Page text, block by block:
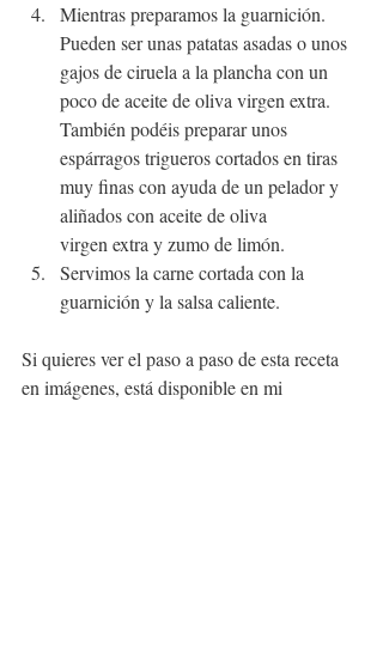
Mientras preparamos la guarnición.
Pueden ser unas patatas asadas o unos
gajos de ciruela a la plancha con un
poco de aceite de oliva virgen extra.
También podéis preparar unos
espárragos trigueros cortados en tiras
muy finas con ayuda de un pelador y
aliñados con aceite de oliva
virgen extra y zumo de limón.
Servimos la carne cortada con la
guarnición y la salsa caliente.
Si quieres ver el paso a paso de esta receta
en imágenes, está disponible en mi